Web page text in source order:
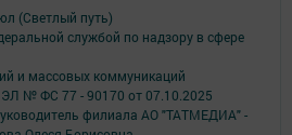
(Светлый путь)
службой по надзору в сфере
и массовых коммуникаций
№ ФС 77 - 90170 от 07.10.2025
филиала АО "ТАТМЕДИА" -